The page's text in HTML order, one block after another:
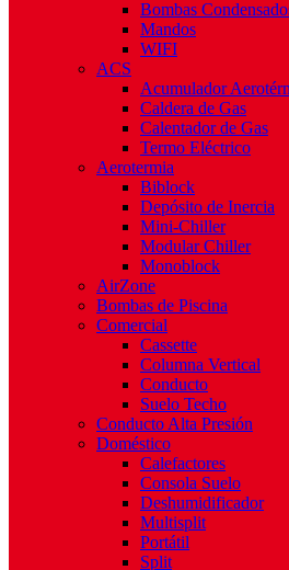
Bombas
Mandos
WIFI
ACS
Acumulador
Caldera de Gas
Calentador de Gas
Termo Eléctrico
Aerotermia
Biblock
Depósito de Inercia
Mini-Chiller
Modular Chiller
Monoblock
AirZone
Bombas de Piscina
Comercial
Cassette
Columna Vertical
Conducto
Suelo Techo
Conducto Alta Presión
Doméstico
Calefactores
Consola Suelo
Deshumidificador
Multisplit
Portátil
Split